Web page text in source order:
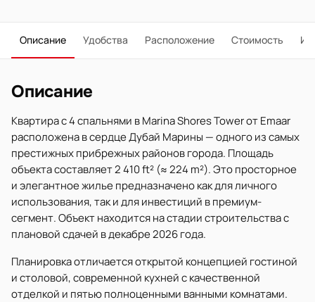
Описание Удобства Расположение Стоимость
Описание
Квартира с 4 спальнями в Marina Shores Tower от Emaar
расположена в сердце Дубай Марины — одного из самых
престижных прибрежных районов города. Площадь
объекта составляет 2 410 ft² (≈ 224 m²). Это просторное
и элегантное жилье предназначено как для личного
использования, так и для инвестиций в премиум-
сегмент. Объект находится на стадии строительства с
плановой сдачей в декабре 2026 года.
Планировка отличается открытой концепцией гостиной
и столовой, современной кухней с качественной
отделкой и пятью полноценными ванными комнатами.